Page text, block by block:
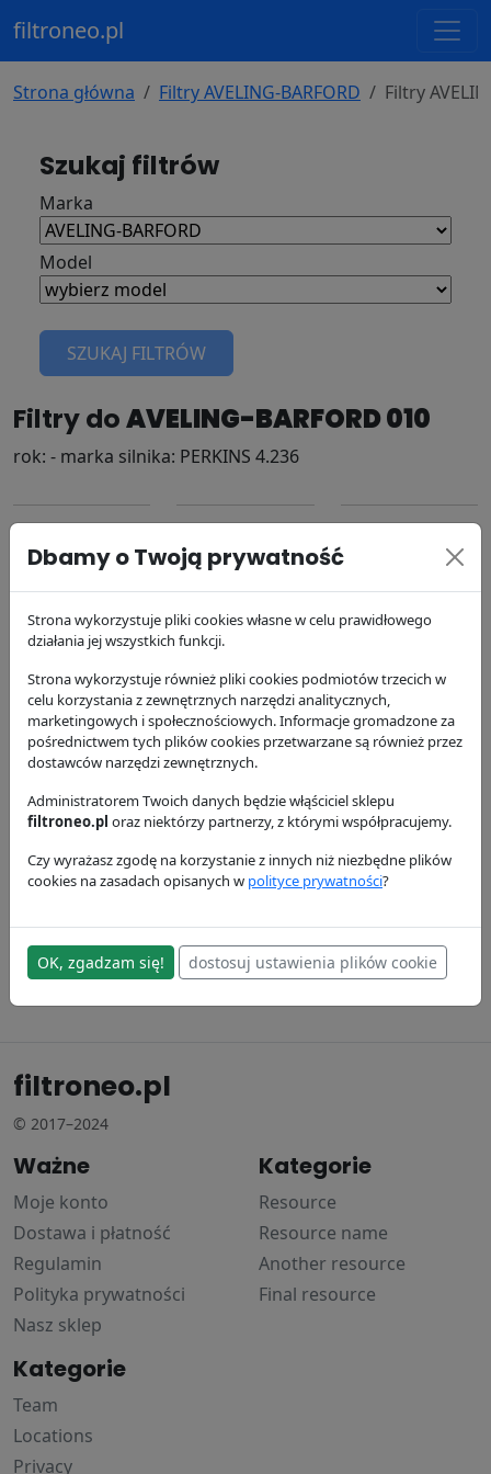
filtroneo.pl
Strona główna Filtry AVELING-BARFORD Filtry
Szukaj filtrów
Marka
Model
SZUKAJ FILTRÓW
Filtry doAVELING-BARFORD 010
rok: - marka silnika: PERKINS 4.236
Filtr powietrza
P181054
Donaldson
86.84 zł
Filtr oleju silnika
P554407
Donaldson
41.23 zł
P556245
Donaldson
16.65 zł
P101246
Donaldson
98.74 zł
P104972
Donaldson
0 zł
P118160
Donaldson
0 zł
filtroneo.pl
© 2017–2024
Ważne
Moje konto
Dostawa i płatność
Regulamin
Polityka prywatności
Nasz sklep
Kategorie
Resource
Resource name
Another resource
Final resource
Kategorie
Team
Locations
Privacy
Dbamy o Twoją prywatność
Strona wykorzystuje pliki cookies własne w celu prawidłowego
działania jej wszystkich funkcji.
Strona wykorzystuje również pliki cookies podmiotów trzecich w
celu korzystania z zewnętrznych narzędzi analitycznych,
marketingowych i społecznościowych. Informacje gromadzone za
pośrednictwem tych plików cookies przetwarzane są również przez
dostawców narzędzi zewnętrznych.
Administratorem Twoich danych będzie włąściciel sklepu
filtroneo.pl oraz niektórzy partnerzy, z którymi współpracujemy.
Czy wyrażasz zgodę na korzystanie z innych niż niezbędne plików
cookies na zasadach opisanych w polityce prywatności?
OK, zgadzam się! dostosuj ustawienia plików cookie